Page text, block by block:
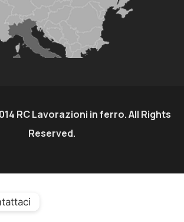
RC Lavorazioni in ferro. All Rights
Reserved.